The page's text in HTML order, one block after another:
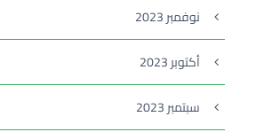
نوفمبر 2023
أكتوبر 2023
سبتمبر 2023